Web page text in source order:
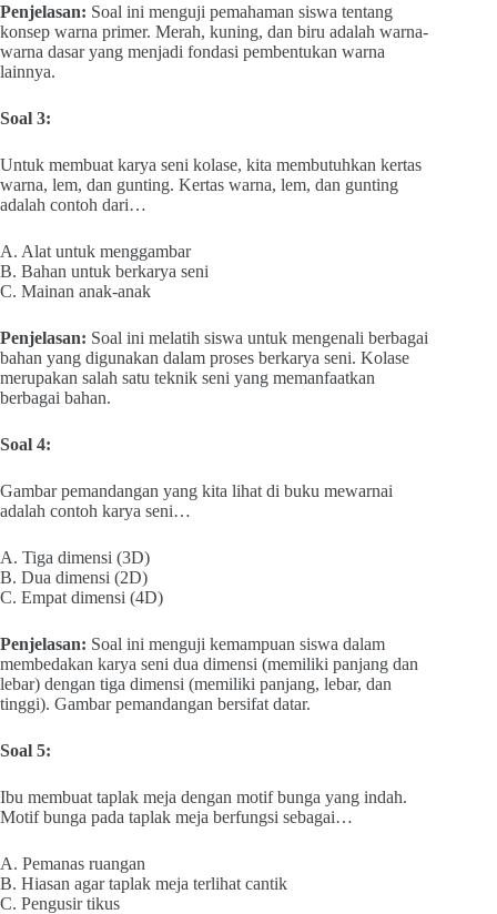
Penjelasan: Soal ini menguji pemahaman siswa tentang
konsep warna primer. Merah, kuning, dan biru adalah warna-
warna dasar yang menjadi fondasi pembentukan warna
lainnya.
Soal 3:
Untuk membuat karya seni kolase, kita membutuhkan kertas
warna, lem, dan gunting. Kertas warna, lem, dan gunting
adalah contoh dari…
A. Alat untuk menggambar
B. Bahan untuk berkarya seni
C. Mainan anak-anak
Penjelasan: Soal ini melatih siswa untuk mengenali berbagai
bahan yang digunakan dalam proses berkarya seni. Kolase
merupakan salah satu teknik seni yang memanfaatkan
berbagai bahan.
Soal 4:
Gambar pemandangan yang kita lihat di buku mewarnai
adalah contoh karya seni…
A. Tiga dimensi (3D)
B. Dua dimensi (2D)
C. Empat dimensi (4D)
Penjelasan: Soal ini menguji kemampuan siswa dalam
membedakan karya seni dua dimensi (memiliki panjang dan
lebar) dengan tiga dimensi (memiliki panjang, lebar, dan
tinggi). Gambar pemandangan bersifat datar.
Soal 5:
Ibu membuat taplak meja dengan motif bunga yang indah.
Motif bunga pada taplak meja berfungsi sebagai…
A. Pemanas ruangan
B. Hiasan agar taplak meja terlihat cantik
C. Pengusir tikus